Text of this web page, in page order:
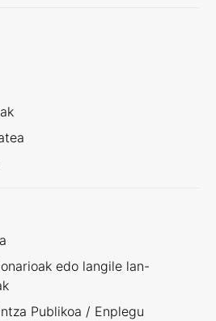
edo langile lan-
Publikoa / Enplegu